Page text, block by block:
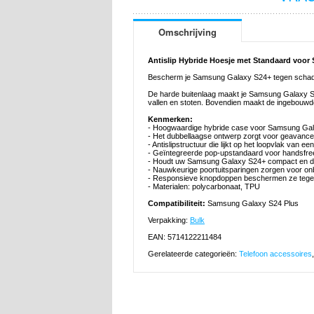
Omschrijving
Antislip Hybride Hoesje met Standaard voor
Bescherm je Samsung Galaxy S24+ tegen
De harde buitenlaag maakt je Samsung Galaxy
vallen en stoten. Bovendien maakt de
Kenmerken:
- Hoogwaardige hybride case voor Samsung
- Het dubbellaagse ontwerp zorgt voor
- Antislipstructuur die lijkt op het loopvlak van
- Geïntegreerde pop-upstandaard voor
- Houdt uw Samsung Galaxy S24+ compact en
- Nauwkeurige poortuitsparingen zorgen voor
- Responsieve knopdoppen beschermen ze
- Materialen: polycarbonaat, TPU
Compatibiliteit: Samsung Galaxy S24 Plus
Verpakking: Bulk
EAN: 5714122211484
Gerelateerde categorieën: Telefoon accessoires